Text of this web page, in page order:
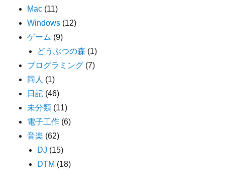
Mac (11)
Windows (12)
ゲーム (9)
どうぶつの森 (1)
プログラミング (7)
同人 (1)
日記 (46)
未分類 (11)
電子工作 (6)
音楽 (62)
DJ (15)
DTM (18)